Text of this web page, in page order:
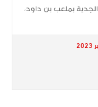
بملعب بن داود،